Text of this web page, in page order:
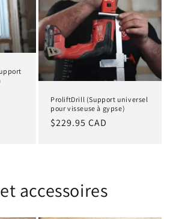
ProliftDrill (Support universel
pour visseuse à gypse)
Prix
$229.95 CAD
accessoires